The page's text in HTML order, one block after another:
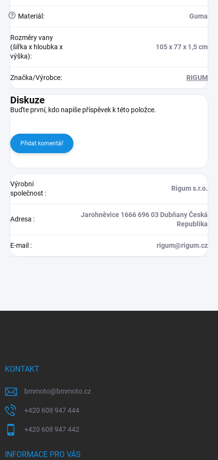
? Materiál : Guma
Rozměry vany
(šířka x hloubka x
výška):
105 x 77 x 1,5 cm
Značka/Výrobce: RIGUM
Diskuze
Buďte první, kdo napíše příspěvek k této položce.
Přidat komentář
Výrobní
společnost :
Rigum s.r.o.
Adresa :
Jarohněvice 1666 696 03 Dubňany Česká
Republika
E-mail : rigum@rigum.cz
KONTAKT
bmmoto@bmmoto.cz
+420 608 947 444
+420 608 947 442
INFORMACE PRO VÁS